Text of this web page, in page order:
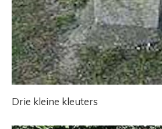
Drie kleine kleuters